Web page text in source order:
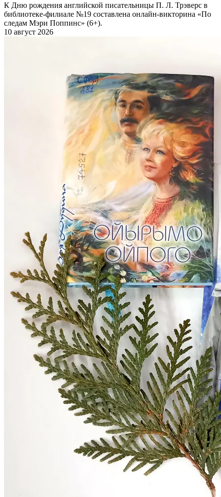
К Дню рождения английской писательницы П. Л. Трэверс в
библиотеке-филиале №19 составлена онлайн-викторина «По
следам Мэри Поппинс» (6+).
10 август 2026